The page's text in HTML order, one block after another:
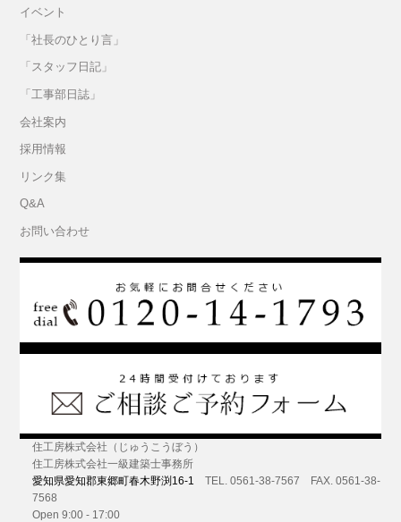
イベント
「社長のひとり言」
「スタッフ日記」
「工事部日誌」
会社案内
採用情報
リンク集
Q&A
お問い合わせ
住工房株式会社（じゅうこうぼう）
住工房株式会社一級建築士事務所
愛知県愛知郡東郷町春木野渕16-1
TEL. 0561-38-7567 FAX. 0561-38-
7568
Open 9:00 - 17:00